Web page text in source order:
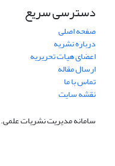
دسترسی سریع
صفحه اصلی
درباره نشریه
اعضای هیات تحریریه
ارسال مقاله
تماس با ما
نقشه سایت
سامانه مدیریت نشریات علمی.